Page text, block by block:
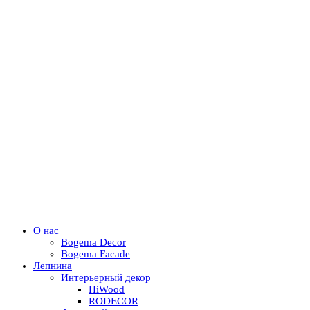
О нас
Bogema Decor
Bogema Facade
Лепнина
Интерьерный декор
HiWood
RODECOR